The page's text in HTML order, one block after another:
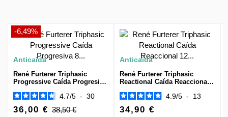
-6,49%
Anticaída
René Furterer Triphasic
Progressive Caída Progresiva
4.7/5 - 30
36,00 € 38,50 €
Anticaída
René Furterer Triphasic
Reactional Caída Reaccional
4.9/5 - 13
34,90 €